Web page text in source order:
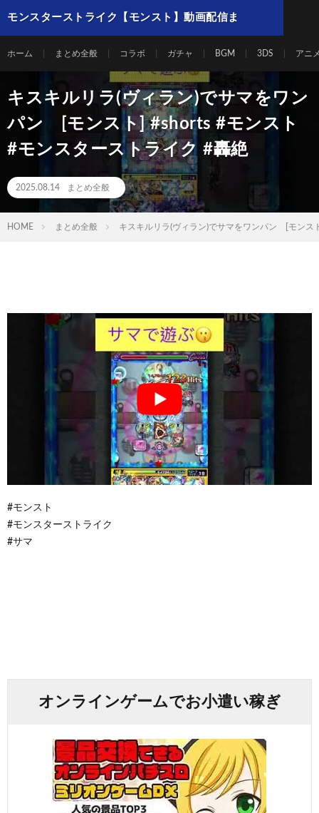
モンスターストライク【モンスト】動画配信ま
ホーム まとめ全般 コラボ ガチャ BGM 3DS アニ
キスキルリラ(ヴィラン)でサマをワン
パン [モンスト] #shorts #モンスト
#モンスターストライク #轟絶
2025.08.14 まとめ全般
HOME まとめ全般 キスキルリラ(ヴィラン)でサマをワンパン [モンス
#モンスト
#モンスターストライク
#サマ
オンラインゲームでお小遣い稼ぎ